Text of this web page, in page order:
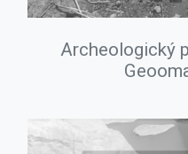
Archeologický